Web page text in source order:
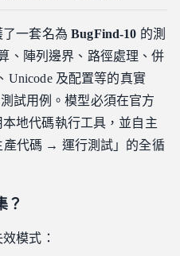
了一套名為BugFind-10 的測
、陣列邊界、路徑處理、併
Unicode 及配置等的真實
試用例。模型必須在官方
地代碼執行工具，並自主
代碼 → 運行測試」的全循
？
模式：